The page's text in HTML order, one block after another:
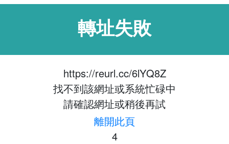
轉址失敗
https://reurl.cc/6lYQ8Z
找不到該網址或系統忙碌中
請確認網址或稍後再試
離開此頁
4